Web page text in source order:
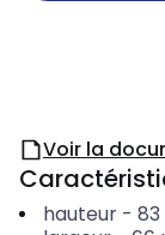
Voir la
hauteur- 83